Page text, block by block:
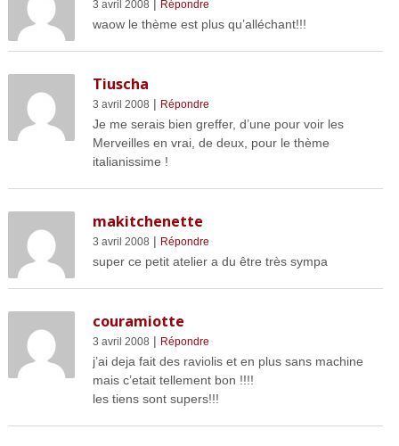
3 avril 2008 | Répondre
waow le thème est plus qu’alléchant!!!
Tiuscha
3 avril 2008 | Répondre
Je me serais bien greffer, d’une pour voir les
Merveilles en vrai, de deux, pour le thème
italianissime !
makitchenette
3 avril 2008 | Répondre
super ce petit atelier a du être très sympa
couramiotte
3 avril 2008 | Répondre
j’ai deja fait des raviolis et en plus sans machine
mais c’etait tellement bon !!!!
les tiens sont supers!!!